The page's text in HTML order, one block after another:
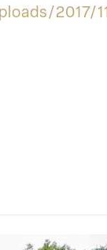
2017/